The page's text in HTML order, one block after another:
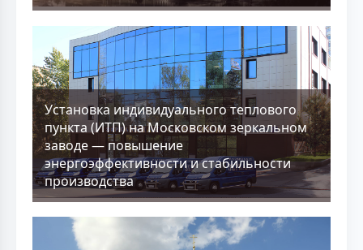
Установка индивидуального теплового
пункта (ИТП) на Московском зеркальном
заводе — повышение
энергоэффективности и стабильности
производства